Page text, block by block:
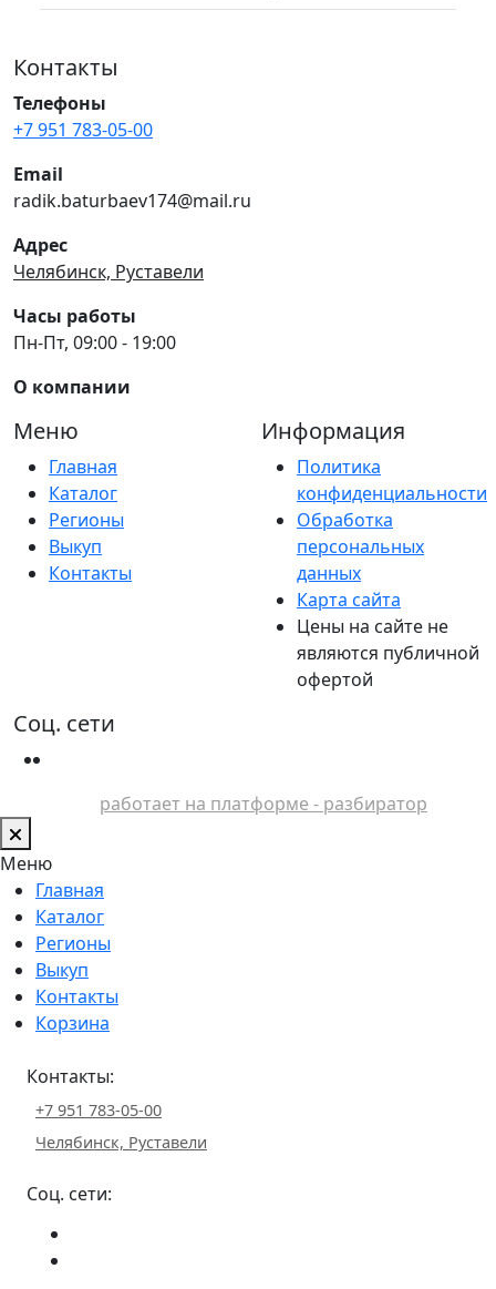
Контакты
Телефоны
+7 951 783-05-00
Email
radik.baturbaev174@mail.ru
Адрес
Челябинск, Руставели
Часы работы
Пн-Пт, 09:00 - 19:00
О компании
Меню
Главная
Каталог
Регионы
Выкуп
Контакты
Информация
Политика
конфиденциальности
Обработка
персональных
данных
Карта сайта
Цены на сайте не
являются публичной
офертой
Соц. сети
работает на платформе - разбиратор
Меню
Главная
Каталог
Регионы
Выкуп
Контакты
Корзина
Контакты:
+7 951 783-05-00
Челябинск, Руставели
Соц. сети: